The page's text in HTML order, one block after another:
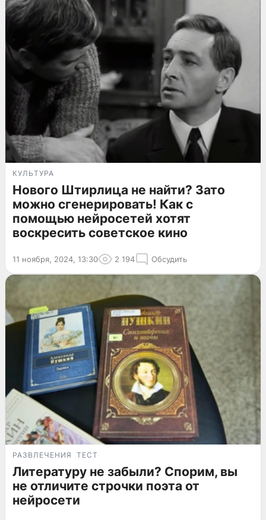
КУЛЬТУРА
Нового Штирлица не найти? Зато
можно сгенерировать! Как с
помощью нейросетей хотят
воскресить советское кино
11 ноября, 2024, 13:30 2 194 Обсудить
РАЗВЛЕЧЕНИЯ ТЕСТ
Литературу не забыли? Спорим, вы
не отличите строчки поэта от
нейросети